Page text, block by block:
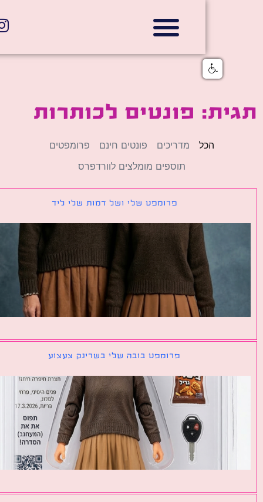
פונטים לכותרות
מדריכים פונטים חינם
פרומפטים
תוספים מומלצים לוורדפרס
פרומפט שלי ושל דמות שלי ליד
פרומפט בובה שלי בשרינק צעצוע